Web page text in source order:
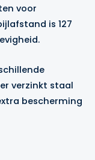
voor
is 127
verzinkt staal
bescherming